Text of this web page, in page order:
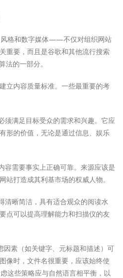
格和数字媒体——不仅对组织网站
重要，而且是谷歌和其他流行搜索
法的一部分。
立内容质量标准。一些最重要的考
须满足目标受众的需求和兴趣。它应
形的价值，无论是通过信息、娱乐
容需要事实上正确可靠。来源应该是
站打造成其利基市场的权威人物。
清晰简洁，具有适合观众的阅读水
点可以提高理解能力和扫描仪的友
因素（如关键字、元标题和描述）可
像时，文件名很重要，应该始终使
这些策略应与自然语言相平衡，以